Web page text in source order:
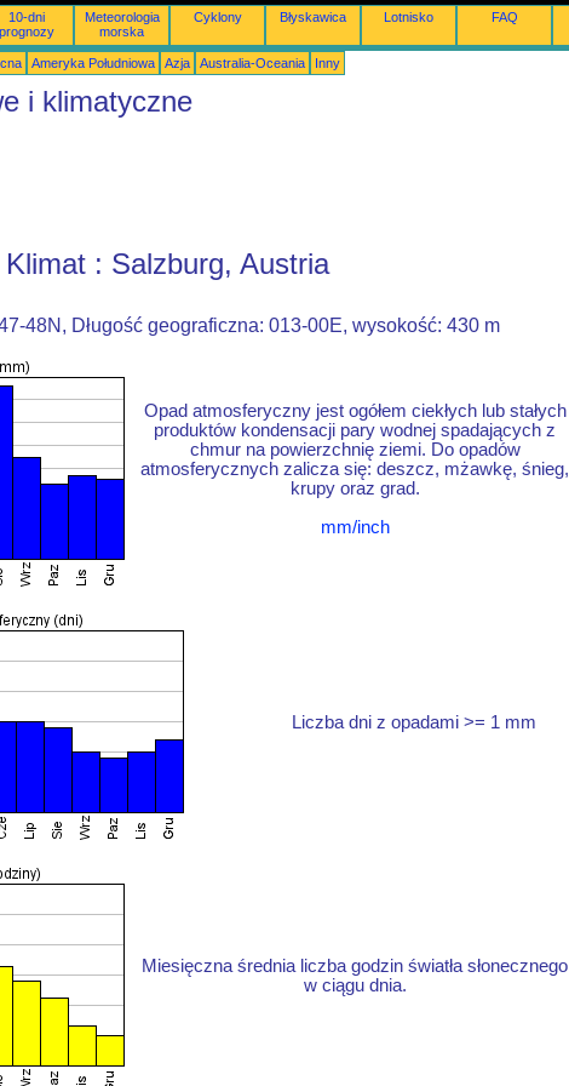
10-dni
prognozy
Meteorologia
morska
Cyklony Błyskawica Lotnisko FAQ
Ameryka Południowa Azja Australia-Oceania Inny
i klimatyczne
Klimat : Salzburg, Austria
48N, Długość geograficzna: 013-00E, wysokość: 430 m
Opad atmosferyczny jest ogółem ciekłych lub stałych
produktów kondensacji pary wodnej spadających z
chmur na powierzchnię ziemi. Do opadów
atmosferycznych zalicza się: deszcz, mżawkę, śnieg,
krupy oraz grad.
mm/inch
Liczba dni z opadami >= 1 mm
Miesięczna średnia liczba godzin światła słonecznego
w ciągu dnia.